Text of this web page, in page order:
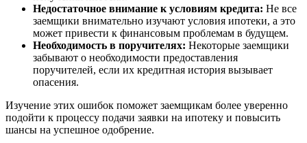
Недостаточное внимание к условиям кредита: Не все
заемщики внимательно изучают условия ипотеки, а это
может привести к финансовым проблемам в будущем.
Необходимость в поручителях: Некоторые заемщики
забывают о необходимости предоставления
поручителей, если их кредитная история вызывает
опасения.
Изучение этих ошибок поможет заемщикам более уверенно
подойти к процессу подачи заявки на ипотеку и повысить
шансы на успешное одобрение.